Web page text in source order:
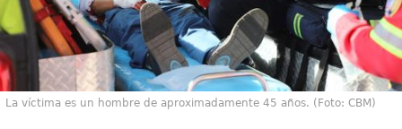
La víctima es un hombre de aproximadamente 45 años. (Foto: CBM)